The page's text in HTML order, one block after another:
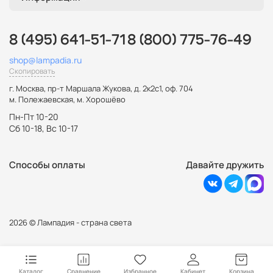
Каталог Сравнение Избранное Кабинет Корзина
8 (495) 641-51-71 8 (800) 775-76-49
shop@lampadia.ru
Скопировать
г. Москва, пр-т Маршала Жукова, д. 2к2с1, оф. 704
м. Полежаевская, м. Хорошёво
Пн-Пт 10-20
Сб 10-18, Вс 10-17
Способы оплаты Давайте дружить
2026 © Лампадия - страна света